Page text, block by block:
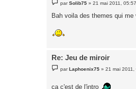
e
s
s
g
e
parSolib75 »21 mai 2011, 05:57
Bah voila des themes qui
Re: Jeu de miroir
e
parLaphoenix75 »21 mai 2011,
ça c'est de l'intro